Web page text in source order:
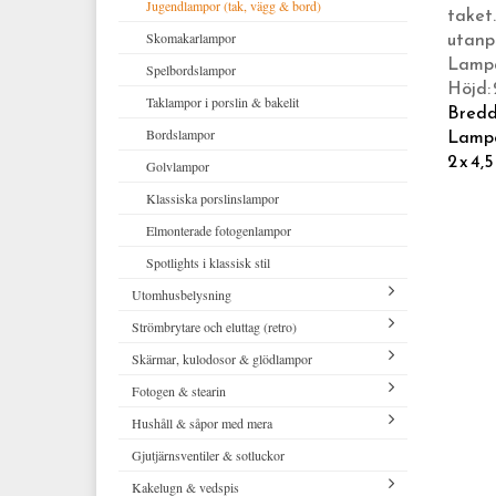
Hattar och huvudbonader
Skosnören, skokräm, inläggssulor
Scarfar, bandanas och flugor
Strumpor
Morgonrockar och nattkläder
Klassiska hängslen & accessoarer
Jugendlampor (tak, vägg & bord)
Skomakarlampor
Spelbordslampor
Taklampor i porslin & bakelit
Bordslampor
Golvlampor
Klassiska porslinslampor
Elmonterade fotogenlampor
Spotlights i klassisk stil
Utomhusbelysning
Stallyktor
Gårdslyktor
Glasbrukslyktor
Funkislampor
Lykthus för vägg & tak
Herrgårdslampor
Strömbrytare och eluttag (retro)
Svart bakelit infällt montage
Vit bakelit infällt montage
Svart porslin infällt montage
Vitt porslin infällt montage
Svart bakelit utanpåliggande
Skärmar, kulodosor & glödlampor
Tvinnad sladd & isolatorer
Kulodosor i porslin och bakelit
LED-lampor (glödlampor)
Diverse elartiklar
Fotogen & stearin
Fotogenlampor
Ljusstakar
Äkta stearinljus
Hushåll & såpor med mera
Franskt & ekologiskt
Vid eldstaden
Gjutjärnsventiler & sotluckor
Kakelugn & vedspis
Höjd:
2 x